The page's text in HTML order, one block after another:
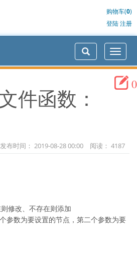
购物车(0)
登陆注册
件函数：
0
发布时间： 2019-08-28 00:00 阅读： 4187
修改、不存在则添加
参数为要设置的节点，第二个参数为要